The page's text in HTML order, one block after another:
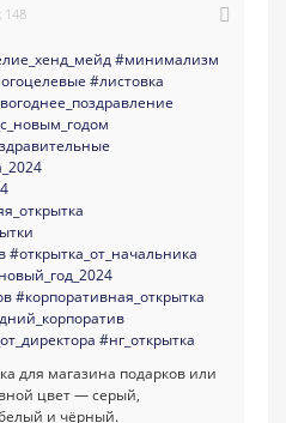
148
#минимализм
#листовка
#открытка_от_начальника
#корпоративная_открытка
#нг_открытка